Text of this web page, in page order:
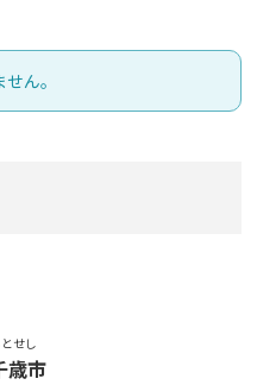
ん。
せし
歳市